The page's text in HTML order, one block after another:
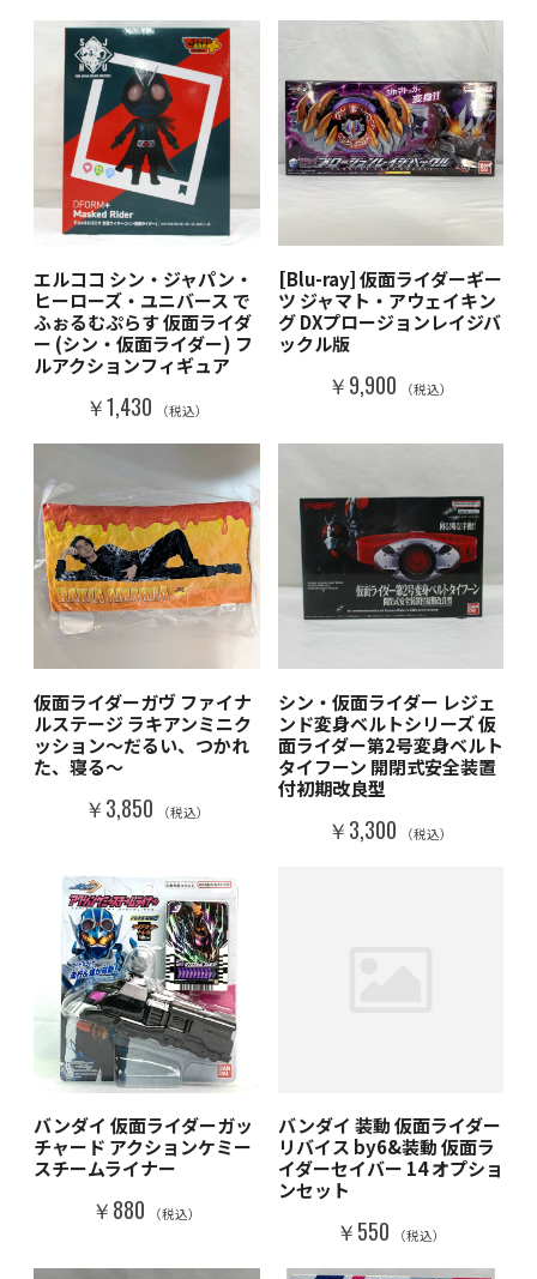
エルココ シン・ジャパン・
ヒーローズ・ユニバース で
ふぉるむぷらす 仮面ライダ
ー (シン・仮面ライダー) フ
ルアクションフィギュア
￥1,430 （税込）
[Blu-ray] 仮面ライダーギー
ツ ジャマト・アウェイキン
グ DXプロージョンレイジバ
ックル版
￥9,900 （税込）
仮面ライダーガヴ ファイナ
ルステージ ラキアンミニク
ッション～だるい、つかれ
た、寝る～
￥3,850 （税込）
シン・仮面ライダー レジェ
ンド変身ベルトシリーズ 仮
面ライダー第2号変身ベルト
タイフーン 開閉式安全装置
付初期改良型
￥3,300 （税込）
バンダイ 仮面ライダーガッ
チャード アクションケミー
スチームライナー
￥880 （税込）
バンダイ 装動 仮面ライダー
リバイス by6&装動 仮面ラ
イダーセイバー 14 オプショ
ンセット
￥550 （税込）